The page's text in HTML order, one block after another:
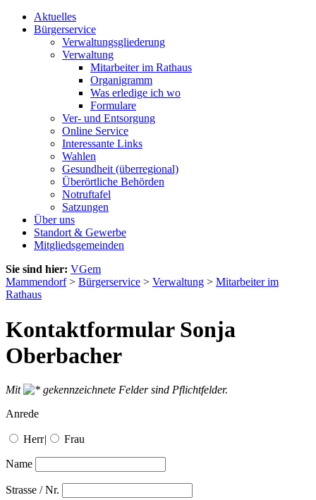
Aktuelles
Bürgerservice
Verwaltungsgliederung
Verwaltung
Mitarbeiter im Rathaus
Organigramm
Was erledige ich wo
Formulare
Ver- und Entsorgung
Online Service
Interessante Links
Wahlen
Gesundheit (überregional)
Überörtliche Behörden
Notruftafel
Satzungen
Über uns
Standort & Gewerbe
Mitgliedsgemeinden
Sie sind hier: VGem
Mammendorf> Bürgerservice > Verwaltung > Mitarbeiter im
Rathaus
Kontaktformular Sonja
Oberbacher
Mit
gekennzeichnete Felder sind Pflichtfelder.
Anrede
Herr| Frau
Name
Strasse / Nr.